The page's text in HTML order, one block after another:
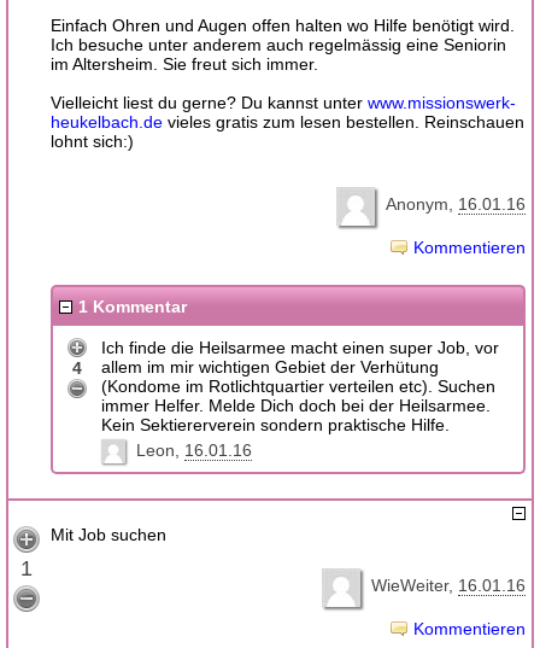
Einfach Ohren und Augen offen halten wo Hilfe benötigt wird.
Ich besuche unter anderem auch regelmässig eine Seniorin
im Altersheim. Sie freut sich immer.
Vielleicht liest du gerne? Du kannst unter www.missionswerk-
heukelbach.de vieles gratis zum lesen bestellen. Reinschauen
lohnt sich:)
Anonym 16.01.16
Kommentieren
1 Kommentar
4
Ich finde die Heilsarmee macht einen super Job, vor
allem im mir wichtigen Gebiet der Verhütung
(Kondome im Rotlichtquartier verteilen etc). Suchen
immer Helfer. Melde Dich doch bei der Heilsarmee.
Kein Sektiererverein sondern praktische Hilfe.
Leon
16.01.16
1
Mit Job suchen
WieWeiter 16.01.16
Kommentieren